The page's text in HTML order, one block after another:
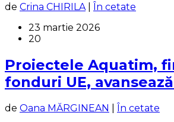
de Crina CHIRILA
În cetate
23 martie 2026
20
Proiectele Aquatim,
fonduri UE,
de Oana MĂRGINEAN
În cetate